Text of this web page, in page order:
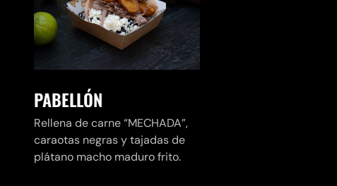
PABELLÓN
Rellena de carne “MECHADA”,
caraotas negras y tajadas de
plátano macho maduro frito.